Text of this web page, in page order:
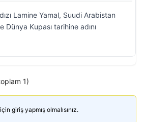
Lamine Yamal, Suudi Arabistan
Dünya Kupası tarihine adını
1)
giriş yapmış olmalısınız.